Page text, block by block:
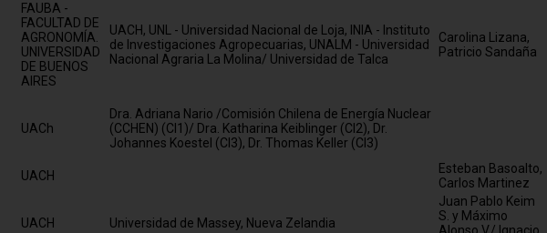
FAUBA -
FACULTAD DE
AGRONOMÍA.
UNIVERSIDAD
DE BUENOS
AIRES
UACH, UNL - Universidad Nacional de Loja, INIA - Instituto
de Investigaciones Agropecuarias, UNALM - Universidad
Nacional Agraria La Molina/ Universidad de Talca
Carolina Lizana,
Patricio Sandaña
UACh
Dra. Adriana Nario /Comisión Chilena de Energía Nuclear
(CCHEN) (CI1)/ Dra. Katharina Keiblinger (CI2), Dr.
Johannes Koestel (CI3), Dr. Thomas Keller (CI3)
UACH
Esteban Basoalto,
Carlos Martinez
UACH Universidad de Massey, Nueva Zelandia
Juan Pablo Keim
S. y Máximo